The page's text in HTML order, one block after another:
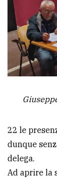
Privacy
policy
Cookie
policy
22 le
dunque
delega.
Ad aprire la